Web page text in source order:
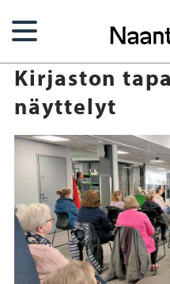
pääsisältöön
Kirjaston
näyttelyt